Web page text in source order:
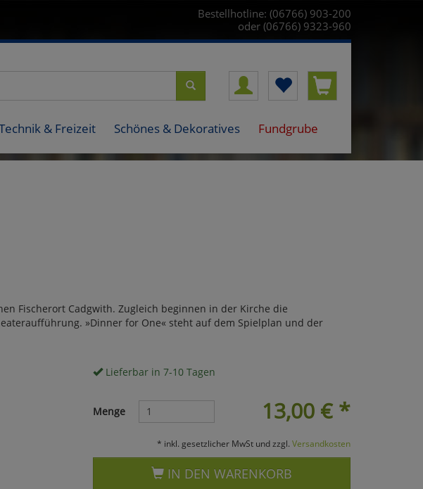
Bestellhotline: (06766) 903-200
oder (06766) 9323-960
& Freizeit Schönes & Dekoratives Fundgrube
Fischerort Cadgwith. Zugleich beginnen in der Kirche die
»Dinner for One« steht auf dem Spielplan und der
Lieferbar in 7-10 Tagen
13,00 €*
Menge
* inkl. gesetzlicher MwSt und zzgl. Versandkosten
IN DEN WARENKORB